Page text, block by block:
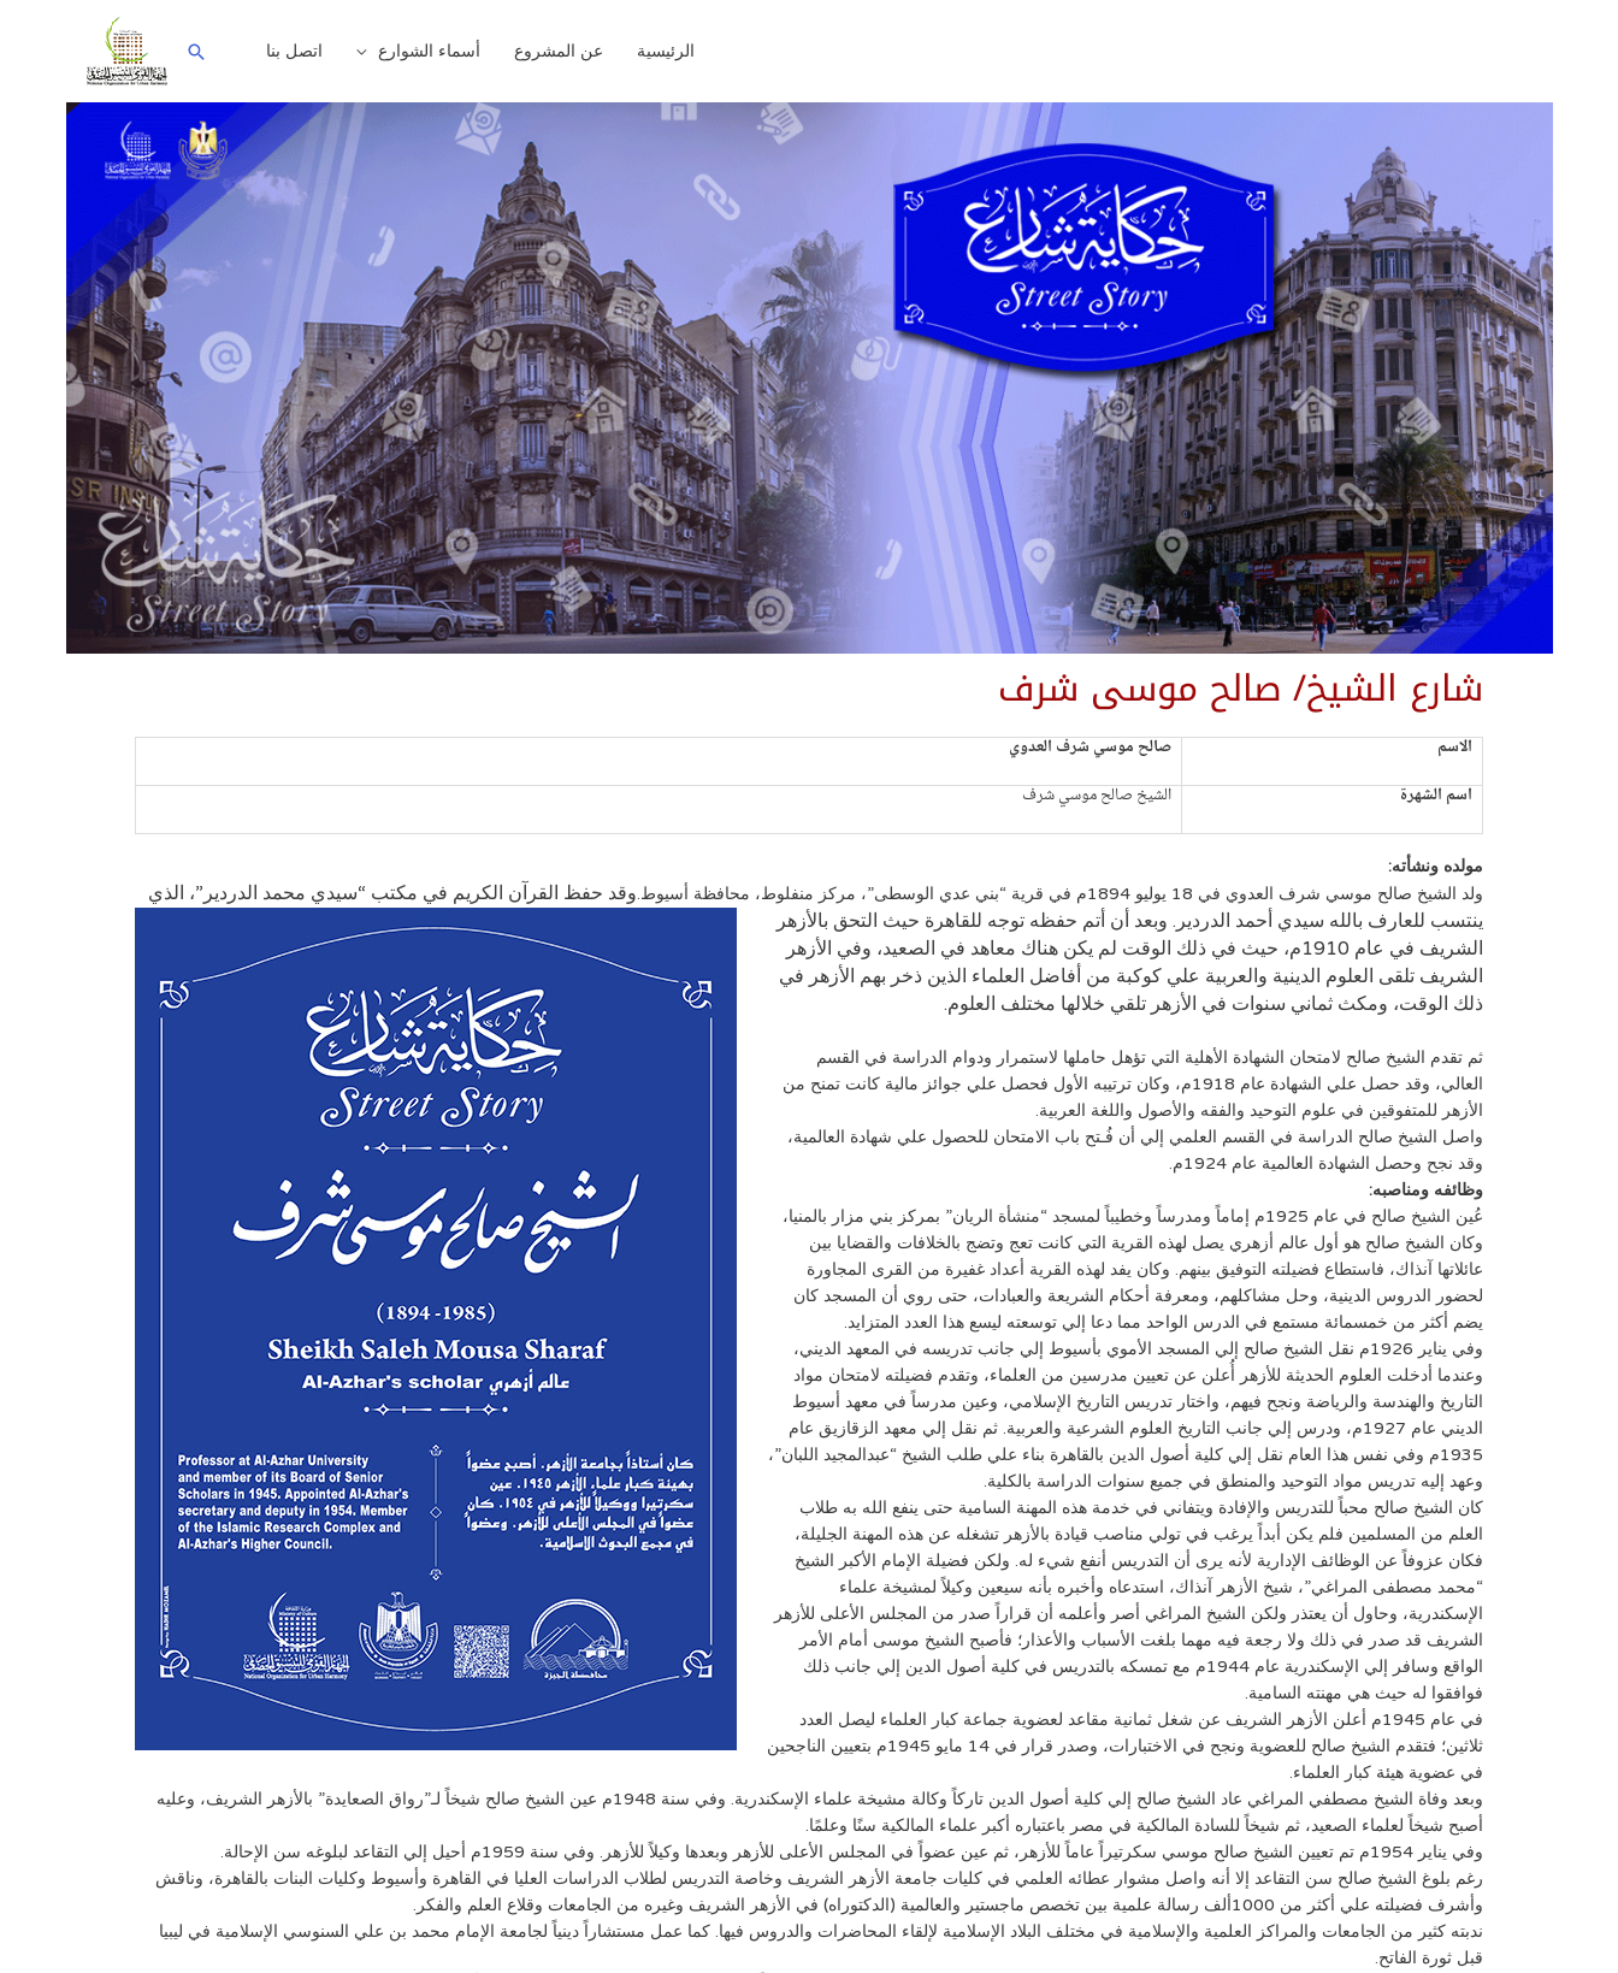
الرئيسية عن المشروع أسماء الشوارع اتصل بنا
شارع الشيخ/ صالح موسى شرف
الاسم
صالح موسي شرف العدوي
اسم الشهرة
الشيخ صالح موسي شرف
مولده ونشأته:
ولد الشيخ صالح موسي شرف العدوي في 18 يوليو 1894م في قرية “بني عدي الوسطى”، مركز منفلوط، محافظة أسيوط.
وقد حفظ القرآن الكريم في مكتب “سيدي محمد الدردير”، الذي
ينتسب للعارف بالله سيدي أحمد الدردير. وبعد أن أتم حفظه توجه للقاهرة حيث التحق بالأزهر
الشريف في عام 1910م، حيث في ذلك الوقت لم يكن هناك معاهد في الصعيد، وفي الأزهر
الشريف تلقى العلوم الدينية والعربية علي كوكبة من أفاضل العلماء الذين ذخر بهم الأزهر في
ذلك الوقت، ومكث ثماني سنوات في الأزهر تلقي خلالها مختلف العلوم.
ثم تقدم الشيخ صالح لامتحان الشهادة الأهلية التي تؤهل حاملها لاستمرار ودوام الدراسة في القسم
العالي، وقد حصل علي الشهادة عام 1918م، وكان ترتيبه الأول فحصل علي جوائز مالية كانت تمنح من
الأزهر للمتفوقين في علوم التوحيد والفقه والأصول واللغة العربية.
واصل الشيخ صالح الدراسة في القسم العلمي إلي أن فُـتح باب الامتحان للحصول علي شهادة العالمية،
وقد نجح وحصل الشهادة العالمية عام 1924م.
وظائفه ومناصبه:
عُين الشيخ صالح في عام 1925م إماماً ومدرساً وخطيباً لمسجد “منشأة الريان” بمركز بني مزار بالمنيا،
وكان الشيخ صالح هو أول عالم أزهري يصل لهذه القرية التي كانت تعج وتضج بالخلافات والقضايا بين
عائلاتها آنذاك، فاستطاع فضيلته التوفيق بينهم. وكان يفد لهذه القرية أعداد غفيرة من القرى المجاورة
لحضور الدروس الدينية، وحل مشاكلهم، ومعرفة أحكام الشريعة والعبادات، حتى روي أن المسجد كان
يضم أكثر من خمسمائة مستمع في الدرس الواحد مما دعا إلي توسعته ليسع هذا العدد المتزايد.
وفي يناير 1926م نقل الشيخ صالح إلي المسجد الأموي بأسيوط إلي جانب تدريسه في المعهد الديني،
وعندما أدخلت العلوم الحديثة للأزهر أُعلن عن تعيين مدرسين من العلماء، وتقدم فضيلته لامتحان مواد
التاريخ والهندسة والرياضة ونجح فيهم، واختار تدريس التاريخ الإسلامي، وعين مدرساً في معهد أسيوط
الديني عام 1927م، ودرس إلي جانب التاريخ العلوم الشرعية والعربية. ثم نقل إلي معهد الزقازيق عام
1935م وفي نفس هذا العام نقل إلي كلية أصول الدين بالقاهرة بناء علي طلب الشيخ “عبدالمجيد اللبان”،
وعهد إليه تدريس مواد التوحيد والمنطق في جميع سنوات الدراسة بالكلية.
كان الشيخ صالح محباً للتدريس والإفادة ويتفاني في خدمة هذه المهنة السامية حتى ينفع الله به طلاب
العلم من المسلمين فلم يكن أبداً يرغب في تولي مناصب قيادة بالأزهر تشغله عن هذه المهنة الجليلة،
فكان عزوفاً عن الوظائف الإدارية لأنه يرى أن التدريس أنفع شيء له. ولكن فضيلة الإمام الأكبر الشيخ
“محمد مصطفى المراغي”، شيخ الأزهر آنذاك، استدعاه وأخبره بأنه سيعين وكيلاً لمشيخة علماء
الإسكندرية، وحاول أن يعتذر ولكن الشيخ المراغي أصر وأعلمه أن قراراً صدر من المجلس الأعلى للأزهر
الشريف قد صدر في ذلك ولا رجعة فيه مهما بلغت الأسباب والأعذار؛ فأصبح الشيخ موسى أمام الأمر
الواقع وسافر إلي الإسكندرية عام 1944م مع تمسكه بالتدريس في كلية أصول الدين إلي جانب ذلك
فوافقوا له حيث هي مهنته السامية.
في عام 1945م أعلن الأزهر الشريف عن شغل ثمانية مقاعد لعضوية جماعة كبار العلماء ليصل العدد
ثلاثين؛ فتقدم الشيخ صالح للعضوية ونجح في الاختبارات، وصدر قرار في 14 مايو 1945م بتعيين الناجحين
في عضوية هيئة كبار العلماء.
وبعد وفاة الشيخ مصطفي المراغي عاد الشيخ صالح إلي كلية أصول الدين تاركاً وكالة مشيخة علماء الإسكندرية. وفي سنة 1948م عين الشيخ صالح شيخاً لـ”رواق الصعايدة” بالأزهر الشريف، وعليه
أصبح شيخاً لعلماء الصعيد، ثم شيخاً للسادة المالكية في مصر باعتباره أكبر علماء المالكية سنًا وعلمًا.
وفي يناير 1954م تم تعيين الشيخ صالح موسي سكرتيراً عاماً للأزهر، ثم عين عضواً في المجلس الأعلى للأزهر وبعدها وكيلاً للأزهر. وفي سنة 1959م أحيل إلي التقاعد لبلوغه سن الإحالة.
رغم بلوغ الشيخ صالح سن التقاعد إلا أنه واصل مشوار عطائه العلمي في كليات جامعة الأزهر الشريف وخاصة التدريس لطلاب الدراسات العليا في القاهرة وأسيوط وكليات البنات بالقاهرة، وناقش
وأشرف فضيلته علي أكثر من 1000ألف رسالة علمية بين تخصص ماجستير والعالمية (الدكتوراه) في الأزهر الشريف وغيره من الجامعات وقلاع العلم والفكر.
ندبته كثير من الجامعات والمراكز العلمية والإسلامية في مختلف البلاد الإسلامية لإلقاء المحاضرات والدروس فيها. كما عمل مستشاراً دينياً لجامعة الإمام محمد بن علي السنوسي الإسلامية في ليبيا
قبل ثورة الفاتح.